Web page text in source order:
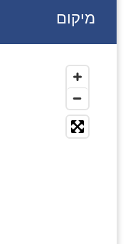
מיקום